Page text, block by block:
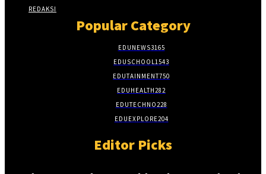
REDAKSI
Popular Category
EDUNEWS3165
EDUSCHOOL1543
EDUTAINMENT750
EDUHEALTH282
EDUTECHNO228
EDUEXPLORE204
Editor Picks